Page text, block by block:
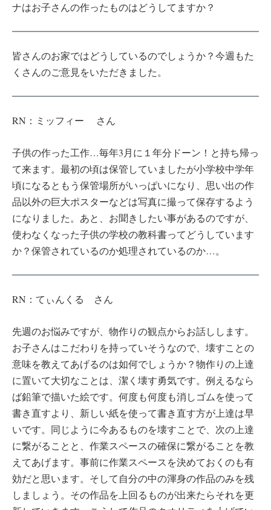
ナはお子さんの作ったものはどうしてますか？
皆さんのお家ではどうしているのでしょうか？今週もた
くさんのご意見をいただきました。
RN：ミッフィー さん
子供の作った工作…毎年3月に１年分ドーン！と持ち帰っ
て来ます。最初の頃は保管していましたが小学校中学年
頃になるともう保管場所がいっぱいになり、思い出の作
品以外の巨大ポスターなどは写真に撮って保存するよう
になりました。あと、お聞きしたい事があるのですが、
使わなくなった子供の学校の教科書ってどうしています
か？保管されているのか処理されているのか…。
RN：てぃんくる さん
先週のお悩みですが、物作りの観点からお話しします。
お子さんはこだわりを持っていそうなので、壊すことの
意味を教えてあげるのは如何でしょうか？物作りの上達
に置いて大切なことは、潔く壊す勇気です。例えるなら
ば鉛筆で描いた絵です。何度も何度も消しゴムを使って
書き直すより、新しい紙を使って書き直す方が上達は早
いです。同じように今あるものを壊すことで、次の上達
に繋がることと、作業スペースの確保に繋がることを教
えてあげます。事前に作業スペースを決めておくのも有
効だと思います。そして自分の中の渾身の作品のみを残
しましょう。その作品を上回るものが出来たらそれを更